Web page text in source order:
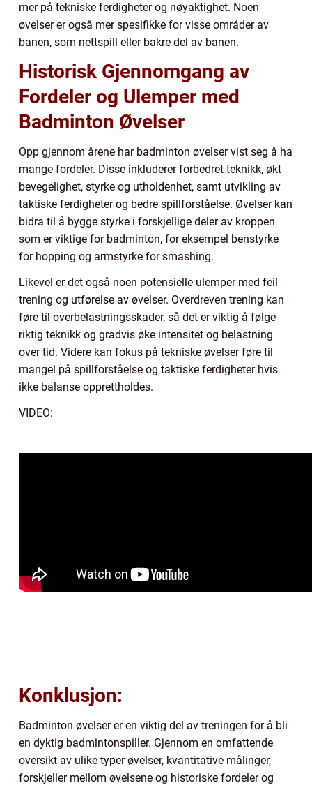
mer på tekniske ferdigheter og nøyaktighet. Noen
øvelser er også mer spesifikke for visse områder av
banen, som nettspill eller bakre del av banen.
Historisk Gjennomgang av
Fordeler og Ulemper med
Badminton Øvelser
Opp gjennom årene har badminton øvelser vist seg å ha
mange fordeler. Disse inkluderer forbedret teknikk, økt
bevegelighet, styrke og utholdenhet, samt utvikling av
taktiske ferdigheter og bedre spillforståelse. Øvelser kan
bidra til å bygge styrke i forskjellige deler av kroppen
som er viktige for badminton, for eksempel benstyrke
for hopping og armstyrke for smashing.
Likevel er det også noen potensielle ulemper med feil
trening og utførelse av øvelser. Overdreven trening kan
føre til overbelastningsskader, så det er viktig å følge
riktig teknikk og gradvis øke intensitet og belastning
over tid. Videre kan fokus på tekniske øvelser føre til
mangel på spillforståelse og taktiske ferdigheter hvis
ikke balanse opprettholdes.
VIDEO:
Konklusjon:
Badminton øvelser er en viktig del av treningen for å bli
en dyktig badmintonspiller. Gjennom en omfattende
oversikt av ulike typer øvelser, kvantitative målinger,
forskjeller mellom øvelsene og historiske fordeler og